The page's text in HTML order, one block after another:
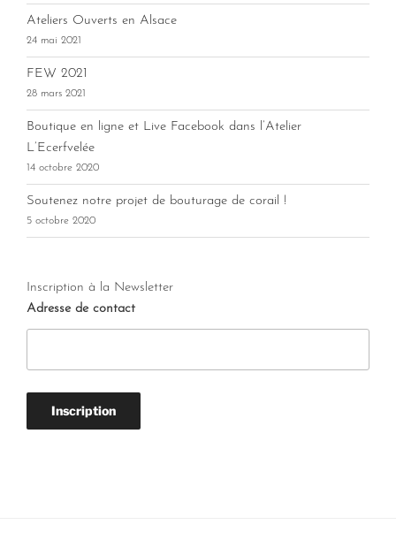
Ateliers Ouverts en Alsace
24 mai 2021
FEW 2021
28 mars 2021
Boutique en ligne et Live Facebook dans l’Atelier
L’Ecerfvelée
14 octobre 2020
Soutenez notre projet de bouturage de corail !
5 octobre 2020
Inscription à la Newsletter
Adresse de contact